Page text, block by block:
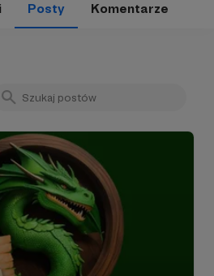
Posty Komentarze